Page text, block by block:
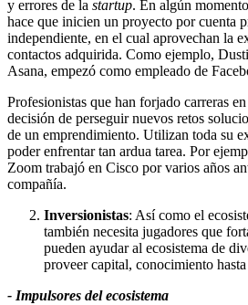
y errores de la startup. En algún
hace que inicien un proyecto por cuenta
independiente, en el cual aprovechan la
contactos adquirida. Como ejemplo,
Asana, empezó como empleado de
Profesionistas que han forjado carreras
decisión de perseguir nuevos retos
de un emprendimiento. Utilizan toda su
poder enfrentar tan ardua tarea. Por
Zoom trabajó en Cisco por varios años
compañía.
Inversionistas: Así como el
también necesita jugadores que
pueden ayudar al ecosistema de
proveer capital, conocimiento
- Impulsores del ecosistema